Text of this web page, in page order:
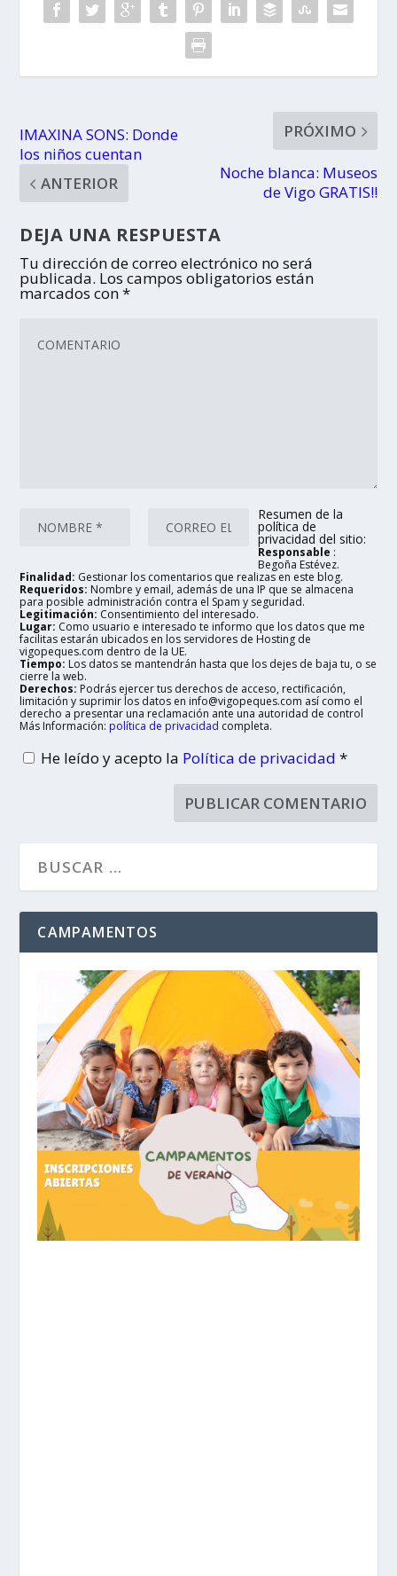
IMAXINA SONS: Donde
los niños cuentan
ANTERIOR
PRÓXIMO
Noche blanca: Museos
de Vigo GRATIS!!
DEJA UNA RESPUESTA
Tu dirección de correo electrónico no será
publicada. Los campos obligatorios están
marcados con*
Resumen de la
política de
privacidad del sitio:
Responsable :
Begoña Estévez.
Finalidad: Gestionar los comentarios que realizas en este blog.
Requeridos: Nombre y email, además de una IP que se almacena
para posible administración contra el Spam y seguridad.
Legitimación: Consentimiento del interesado.
Lugar: Como usuario e interesado te informo que los datos que me
facilitas estarán ubicados en los servidores de Hosting de
vigopeques.com dentro de la UE.
Tiempo: Los datos se mantendrán hasta que los dejes de baja tu, o se
cierre la web.
Derechos: Podrás ejercer tus derechos de acceso, rectificación,
limitación y suprimir los datos en info@vigopeques.com así como el
derecho a presentar una reclamación ante una autoridad de control
Más Información: política de privacidad completa.
He leído y acepto la Política de privacidad*
CAMPAMENTOS